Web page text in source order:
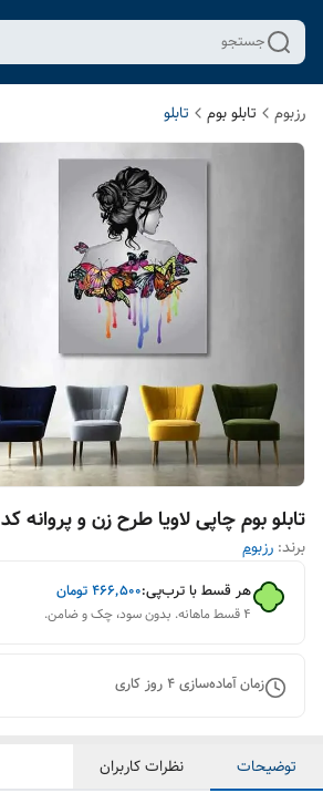
جستجو
رزبوم تابلو بوم تابلو
تابلو بوم چاپی لاویا طرح زن و پروانه کد ART-1743
برند: رزبوم
هر قسط با ترب‌پی:۴۶۶٬۵۰۰تومان
۴ قسط ماهانه. بدون سود، چک و ضامن.
زمان آماده‌سازی4روز کاری
توضیحات نظرات کاربران